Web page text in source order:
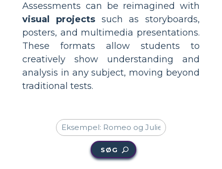
Assessments can be reimagined with
visual projectssuch as storyboards,
posters, and multimedia presentations.
These formats allow students to
creatively show understanding and
analysis in any subject, moving beyond
traditional tests.
SØG